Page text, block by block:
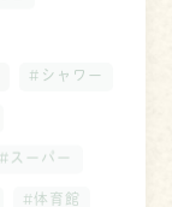
#シャワー
#スーパー
#体育館